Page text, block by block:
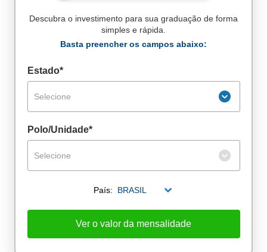
Descubra o investimento para sua graduação de forma
simples e rápida.
Basta preencher os campos abaixo:
Estado*
Selecione
Polo/Unidade*
Selecione
País: BRASIL
Ver o valor da mensalidade